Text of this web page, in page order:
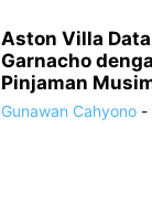
Aston Villa
Garnacho
Pinjaman
Gunawan Cahyono -